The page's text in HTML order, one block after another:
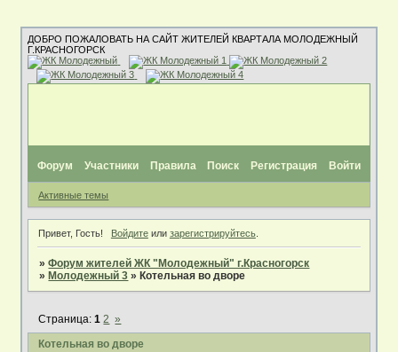
ДОБРО ПОЖАЛОВАТЬ НА САЙТ ЖИТЕЛЕЙ КВАРТАЛА МОЛОДЕЖНЫЙ
Г.КРАСНОГОРСК
Форум Участники Правила Поиск Регистрация Войти
Активные темы
Привет, Гость! Войдитеили зарегистрируйтесь.
»Форум жителей ЖК "Молодежный" г.Красногорск
» Молодежный 3 » Котельная во дворе
Котельная во дворе
Страница:1 2 »